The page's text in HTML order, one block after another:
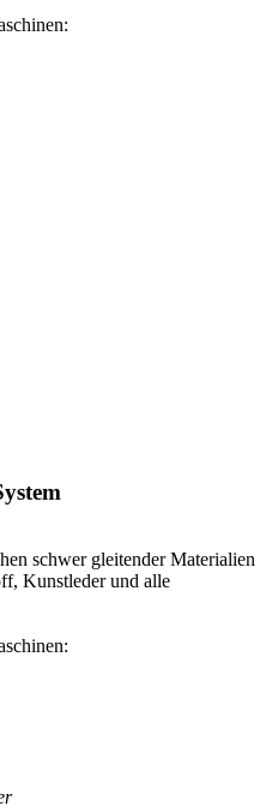
schwer gleitender Materialien
Kunstleder und alle